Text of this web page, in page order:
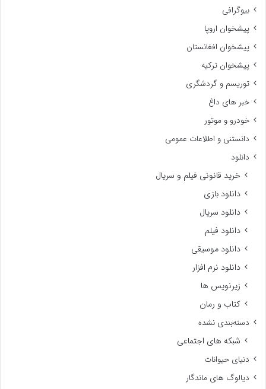
بیوگرافی
پیشخوان اروپا
پیشخوان افغانستان
پیشخوان ترکیه
توریسم و گردشگری
خبر های داغ
خودرو و موتور
دانستنی و اطلاعات عمومی
دانلود
خرید قانونی فیلم و سریال
دانلود بازی
دانلود سریال
دانلود فیلم
دانلود موسیقی
دانلود نرم افزار
زیرنویس ها
کتاب و رمان
دسته‌بندی نشده
شبکه های اجتماعی
دنیای حیوانات
دیالوگ های ماندگار